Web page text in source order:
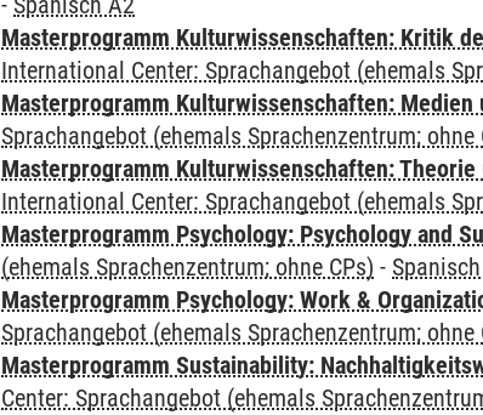
Masterprogramm Kulturwissenschaften: Kritik
International Center: Sprachangebot (ehemals
Masterprogramm Kulturwissenschaften: Medien
Sprachangebot (ehemals Sprachenzentrum; ohne
Masterprogramm Kulturwissenschaften:
International Center: Sprachangebot (ehemals
Masterprogramm Psychology: Psychology and
(ehemals Sprachenzentrum; ohne CPs) -
Masterprogramm Psychology: Work &
Sprachangebot (ehemals Sprachenzentrum; ohne
Masterprogramm Sustainability:
Center: Sprachangebot (ehemals